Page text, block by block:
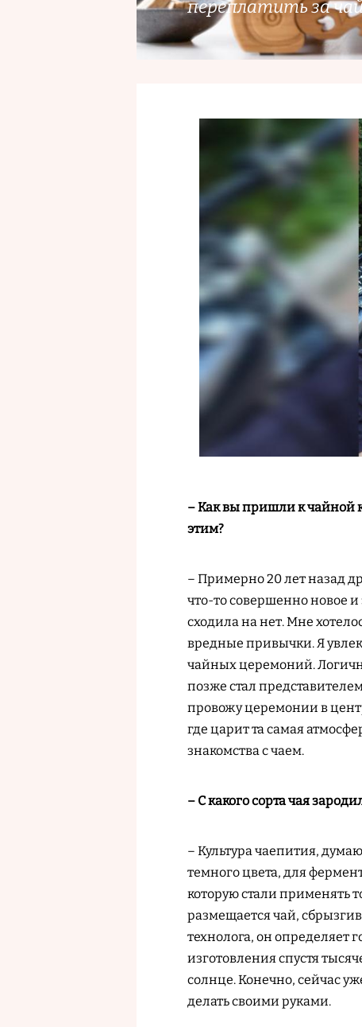
переплатить за
– Как вы пришли к чайной
этим?
– Примерно 20 лет назад
что-то совершенно новое и
сходила на нет. Мне
вредные привычки. Я
чайных церемоний.
позже стал
провожу церемонии в
где царит та самая
знакомства с чаем.
– С какого сорта чая
– Культура чаепития,
темного цвета, для
которую стали применять
размещается чай,
технолога, он определяет
изготовления спустя
солнце. Конечно, сейчас
делать своими руками.